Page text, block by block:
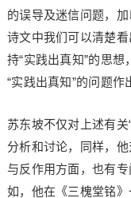
的误导及迷信问题，
诗文中我们可以清楚
持“实践出真知”的思
“实践出真知”的问题作
苏东坡不仅对上述有
分析和讨论，同样，
与反作用方面，也有
如，他在《三槐堂铭